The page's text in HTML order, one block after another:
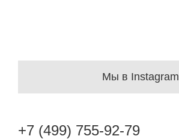
Мы в Instagram
+7 (499) 755-92-79